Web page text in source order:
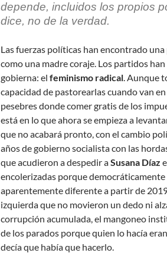
depende, incluidos los propios
dice, no de la verdad.
Las fuerzas políticas han encontrado
como una madre coraje. Los partidos
gobierna: el feminismo radical. Aunque
capacidad de pastorearlas cuando van
pesebres donde comer gratis de los
está en lo que ahora se empieza a
que no acabará pronto, con el cambio
años de gobierno socialista con las
que acudieron a despedir aSusana Díaz
encolerizadas porque
aparentemente diferente a partir de
izquierda que no movieron un dedo ni
corrupción acumulada, el mangoneo
de los parados porque quien lo hacía
decía que había que hacerlo.